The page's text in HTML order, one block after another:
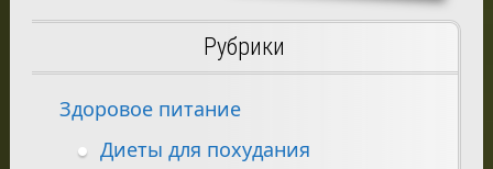
Рубрики
Здоровое питание
Диеты для похудания